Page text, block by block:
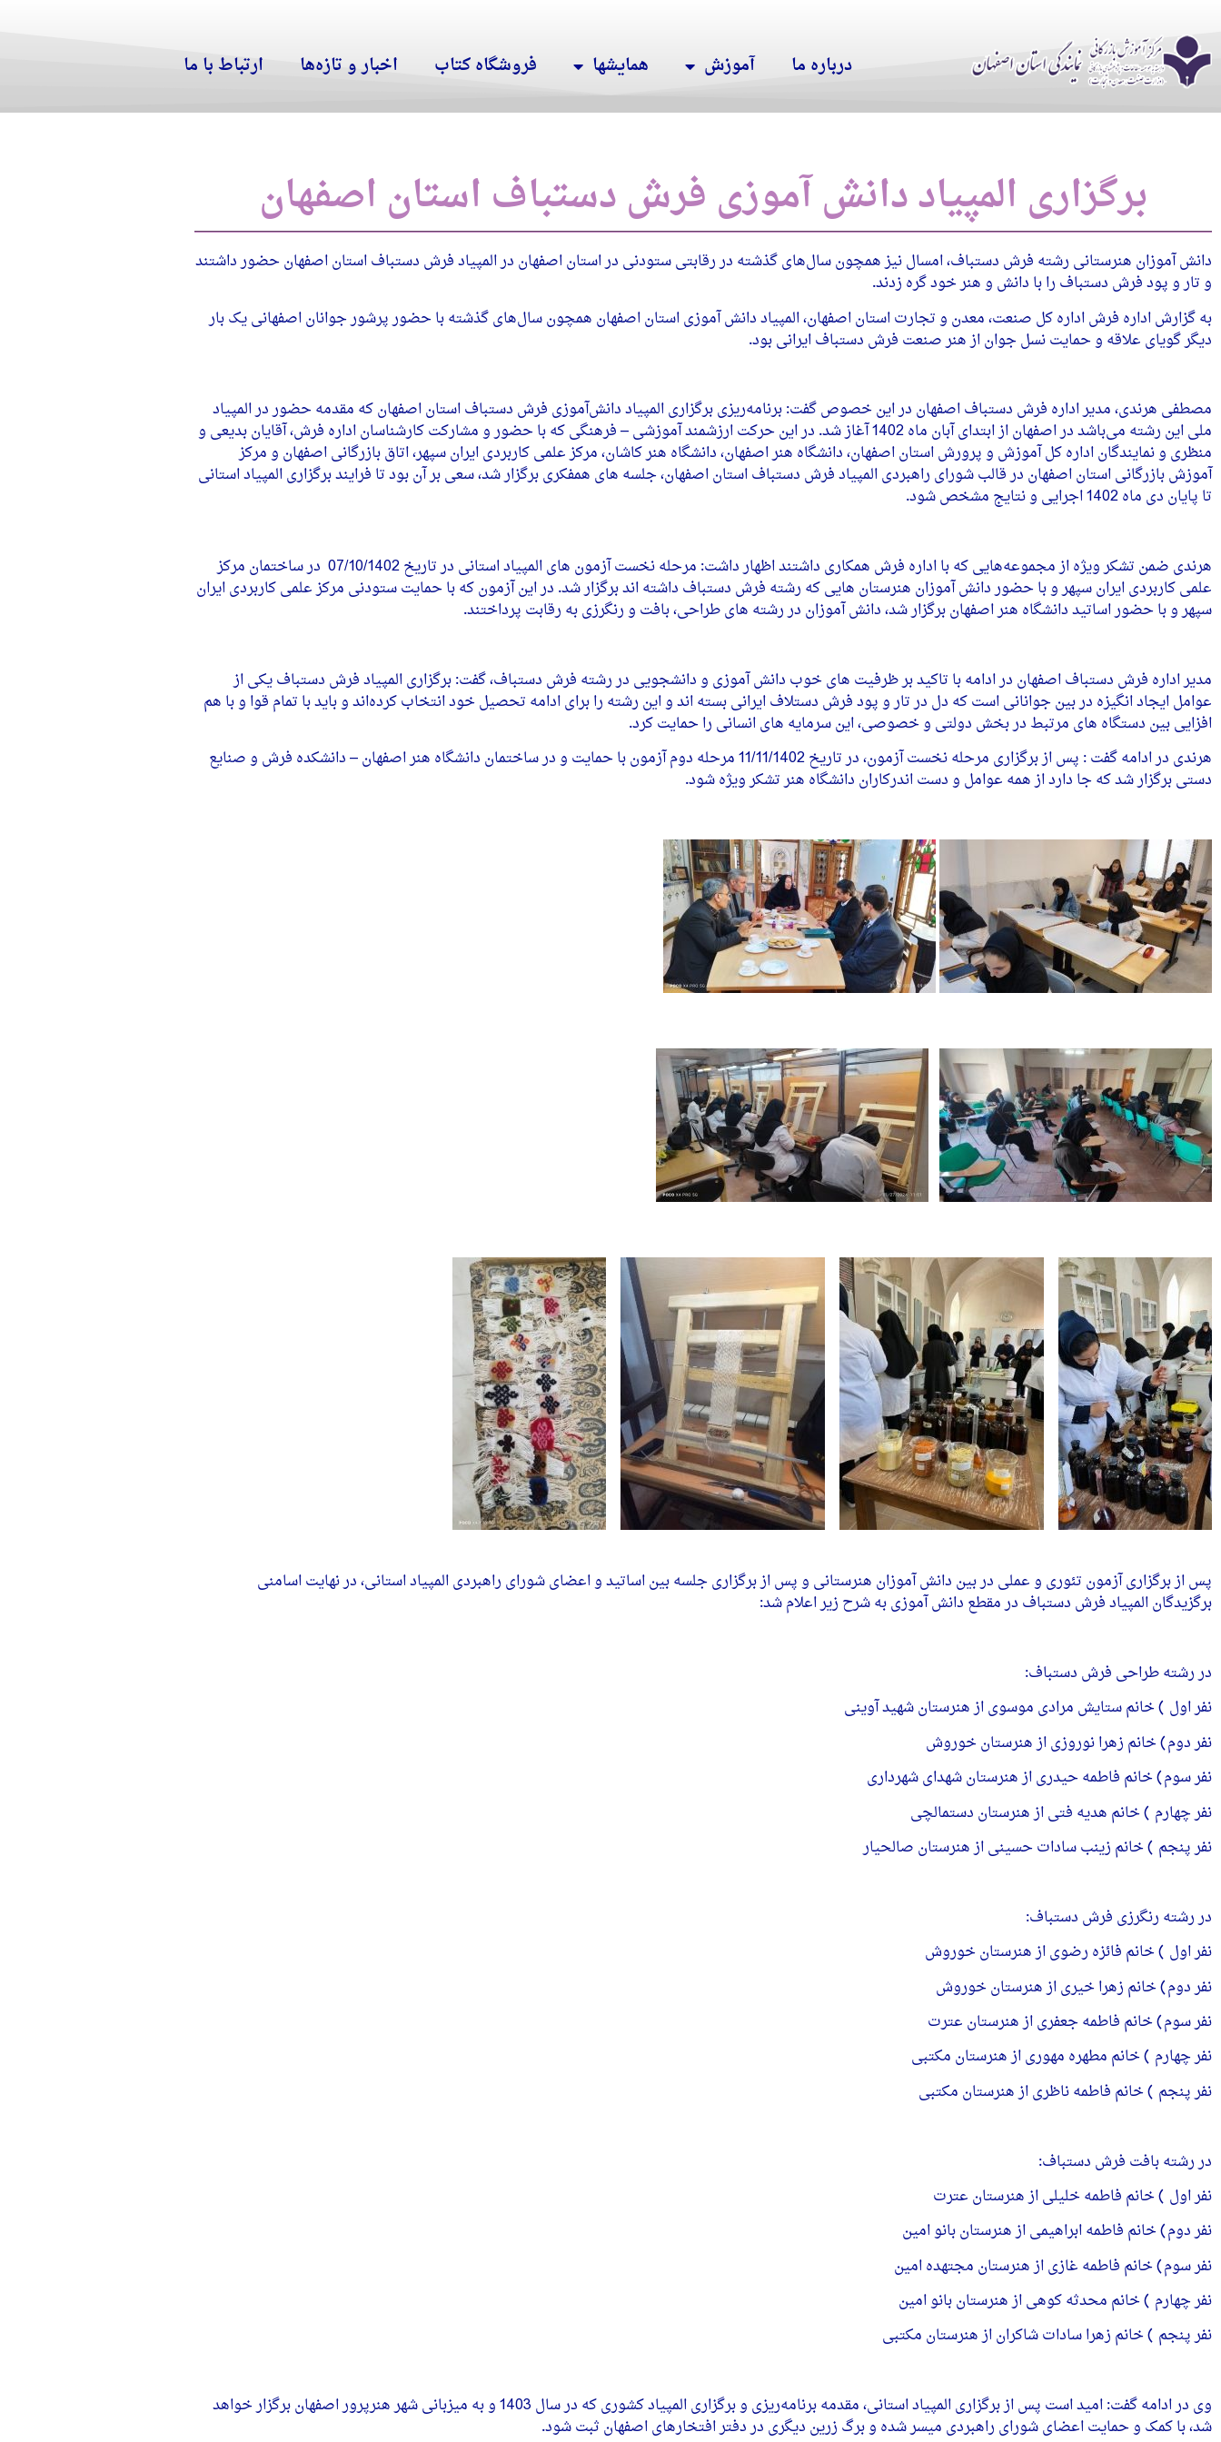
درباره ما آموزش همایشها فروشگاه کتاب اخبار و تازه‌ها ارتباط با ما
برگزاری المپیاد دانش آموزی فرش دستباف استان اصفهان
دانش آموزان هنرستانی رشته فرش دستباف، امسال نیز همچون سال‌های گذشته در رقابتی ستودنی در استان اصفهان در المپیاد فرش دستباف استان اصفهان حضور داشتند
و تار و پود فرش دستباف را با دانش و هنر خود گره زدند.
به گزارش اداره فرش اداره کل صنعت، معدن و تجارت استان اصفهان، المپیاد دانش آموزی استان اصفهان همچون سال‌های گذشته با حضور پرشور جوانان اصفهانی یک بار
دیگر گویای علاقه و حمایت نسل جوان از هنر صنعت فرش دستباف ایرانی بود.
مصطفی هرندی، مدیر اداره فرش دستباف اصفهان در این خصوص گفت: برنامه‌ریزی برگزاری المپیاد دانش‌آموزی فرش دستباف استان اصفهان که مقدمه حضور در المپیاد
ملی این رشته می‌باشد در اصفهان از ابتدای آبان ماه 1402 آغاز شد. در این حرکت ارزشمند آموزشی – فرهنگی که با حضور و مشارکت کارشناسان اداره فرش، آقایان بدیعی و
منظری و نمایندگان اداره کل آموزش و پرورش استان اصفهان، دانشگاه هنر اصفهان، دانشگاه هنر کاشان، مرکز علمی کاربردی ایران سپهر، اتاق بازرگانی اصفهان و مرکز
آموزش بازرگانی استان اصفهان در قالب شورای راهبردی المپیاد فرش دستباف استان اصفهان، جلسه های همفکری برگزار شد، سعی بر آن بود تا فرایند برگزاری المپیاد استانی
تا پایان دی ماه 1402 اجرایی و نتایج مشخص شود.
هرندی ضمن تشکر ویژه از مجموعه‌هایی که با اداره فرش همکاری داشتند اظهار داشت: مرحله نخست آزمون های المپیاد استانی در تاریخ 07/10/1402 در ساختمان مرکز
علمی کاربردی ایران سپهر و با حضور دانش آموزان هنرستان هایی که رشته فرش دستباف داشته اند برگزار شد. در این آزمون که با حمایت ستودنی مرکز علمی کاربردی ایران
سپهر و با حضور اساتید دانشگاه هنر اصفهان برگزار شد، دانش آموزان در رشته های طراحی، بافت و رنگرزی به رقابت پرداختند.
مدیر اداره فرش دستباف اصفهان در ادامه با تاکید بر ظرفیت های خوب دانش آموزی و دانشجویی در رشته فرش دستباف، گفت: برگزاری المپیاد فرش دستباف یکی از
عوامل ایجاد انگیزه در بین جوانانی است که دل در تار و پود فرش دستلاف ایرانی بسته اند و این رشته را برای ادامه تحصیل خود انتخاب کرده‌اند و باید با تمام قوا و با هم
افزایی بین دستگاه های مرتبط در بخش دولتی و خصوصی، این سرمایه های انسانی را حمایت کرد.
هرندی در ادامه گفت : پس از برگزاری مرحله نخست آزمون، در تاریخ 11/11/1402 مرحله دوم آزمون با حمایت و در ساختمان دانشگاه هنر اصفهان – دانشکده فرش و صنایع
دستی برگزار شد که جا دارد از همه عوامل و دست اندرکاران دانشگاه هنر تشکر ویژه شود.
پس از برگزاری آزمون تئوری و عملی در بین دانش آموزان هنرستانی و پس از برگزاری جلسه بین اساتید و اعضای شورای راهبردی المپیاد استانی، در نهایت اسامنی
برگزیدگان المپیاد فرش دستباف در مقطع دانش آموزی به شرح زیر اعلام شد:
در رشته طراحی فرش دستباف:
نفر اول ) خانم ستایش مرادی موسوی از هنرستان شهید آوینی
نفر دوم) خانم زهرا نوروزی از هنرستان خوروش
نفر سوم) خانم فاطمه حیدری از هنرستان شهدای شهرداری
نفر چهارم ) خانم هدیه فتی از هنرستان دستمالچی
نفر پنجم ) خانم زینب سادات حسینی از هنرستان صالحیار
در رشته رنگرزی فرش دستباف:
نفر اول ) خانم فائزه رضوی از هنرستان خوروش
نفر دوم) خانم زهرا خیری از هنرستان خوروش
نفر سوم) خانم فاطمه جعفری از هنرستان عترت
نفر چهارم ) خانم مطهره مهوری از هنرستان مکتبی
نفر پنجم ) خانم فاطمه ناظری از هنرستان مکتبی
در رشته بافت فرش دستباف:
نفر اول ) خانم فاطمه خلیلی از هنرستان عترت
نفر دوم) خانم فاطمه ابراهیمی از هنرستان بانو امین
نفر سوم) خانم فاطمه غازی از هنرستان مجتهده امین
نفر چهارم ) خانم محدثه کوهی از هنرستان بانو امین
نفر پنجم ) خانم زهرا سادات شاکران از هنرستان مکتبی
وی در ادامه گفت: امید است پس از برگزاری المپیاد استانی، مقدمه برنامه‌ریزی و برگزاری المپیاد کشوری که در سال 1403 و به میزبانی شهر هنرپرور اصفهان برگزار خواهد
شد، با کمک و حمایت اعضای شورای راهبردی میسر شده و برگ زرین دیگری در دفتر افتخارهای اصفهان ثبت شود.